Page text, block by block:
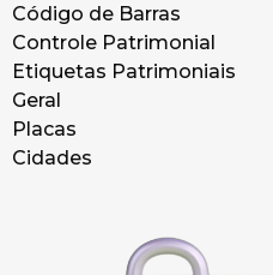
Código de Barras
Controle Patrimonial
Etiquetas Patrimoniais
Geral
Placas
Cidades